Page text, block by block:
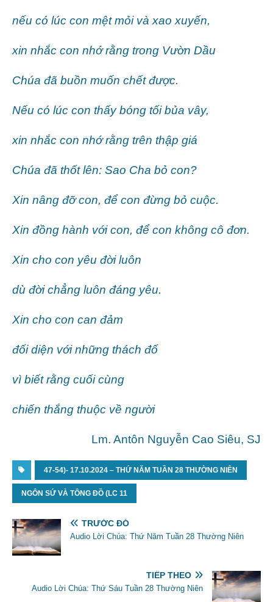
nếu có lúc con mệt mỏi và xao xuyến,
xin nhắc con nhớ rằng trong Vườn Dầu
Chúa đã buồn muốn chết được.
Nếu có lúc con thấy bóng tối bủa vây,
xin nhắc con nhớ rằng trên thập giá
Chúa đã thốt lên: Sao Cha bỏ con?
Xin nâng đỡ con, để con đừng bỏ cuộc.
Xin đồng hành với con, để con không cô đơn.
Xin cho con yêu đời luôn
dù đời chẳng luôn đáng yêu.
Xin cho con can đảm
đối diện với những thách đố
vì biết rằng cuối cùng
chiến thắng thuộc về người
Lm. Antôn Nguyễn Cao Siêu, SJ
47-54)- 17.10.2024 – THỨ NĂM TUẦN 28 THƯỜNG NIÊN
NGÔN SỨ VÀ TÔNG ĐỒ (LC 11
TRƯỚC ĐÓ
Audio Lời Chúa: Thứ Năm Tuần 28 Thường Niên
TIẾP THEO
Audio Lời Chúa: Thứ Sáu Tuần 28 Thường Niên